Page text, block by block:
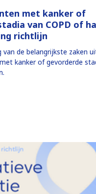
met kanker of
van COPD of
richtlijn
van de belangrijkste zaken
kanker of gevorderde